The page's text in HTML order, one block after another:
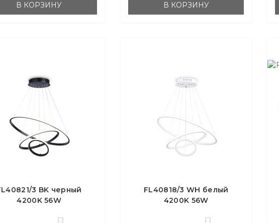
В КОРЗИНУ В КОРЗИНУ
3 BK черный
4200K 56W
FL40818/3 WH белый
4200K 56W